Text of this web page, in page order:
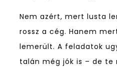
Nem azért, mert lusta
rossz a cég. Hanem
lemerült. A feladatok
talán még jók is – de